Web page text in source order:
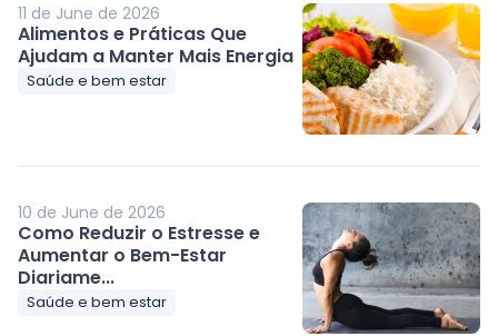
11 de June de 2026
Alimentos e Práticas Que
Ajudam a Manter Mais Energia
Saúde e bem estar
10 de June de 2026
Como Reduzir o Estresse e
Aumentar o Bem-Estar
Diariame...
Saúde e bem estar